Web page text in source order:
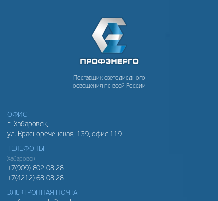
Поставщик светодиодного
освещения по всей России
ОФИС
г. Хабаровск,
ул. Краснореченская, 139, офис 119
ТЕЛЕФОНЫ
Хабаровск:
+7(909) 802 08 28
+7(4212) 68 08 28
ЭЛЕКТРОННАЯ ПОЧТА